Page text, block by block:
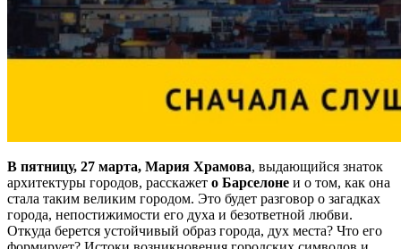
В пятницу, 27 марта, Мария Храмова, выдающийся знаток
архитектуры городов, расскажет о Барселоне и о том, как она
стала таким великим городом. Это будет разговор о загадках
города, непостижимости его духа и безответной любви.
Откуда берется устойчивый образ города, дух места? Что его